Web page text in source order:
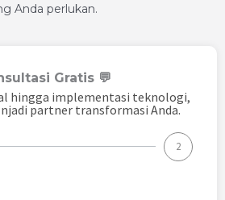
Anda perlukan.
Gratis 💬
hingga implementasi teknologi,
partner transformasi Anda.
2